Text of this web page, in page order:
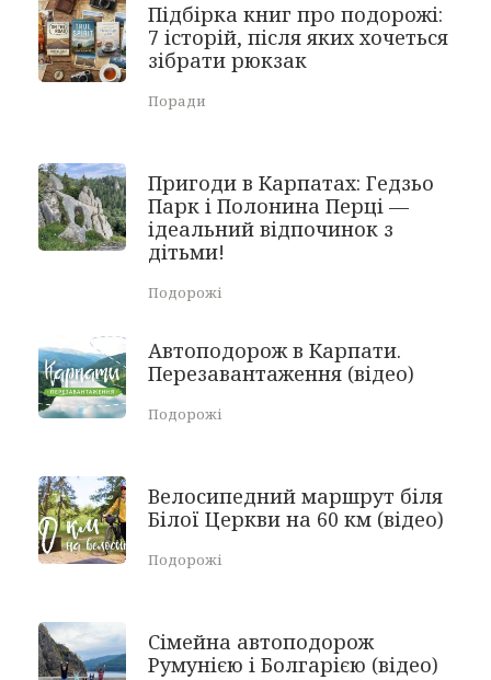
Підбірка книг про подорожі:
7 історій, після яких хочеться
зібрати рюкзак
Поради
Пригоди в Карпатах: Гедзьо
Парк і Полонина Перці —
ідеальний відпочинок з
дітьми!
Подорожі
Автоподорож в Карпати.
Перезавантаження (відео)
Подорожі
Велосипедний маршрут біля
Білої Церкви на 60 км (відео)
Подорожі
Сімейна автоподорож
Румунією і Болгарією (відео)